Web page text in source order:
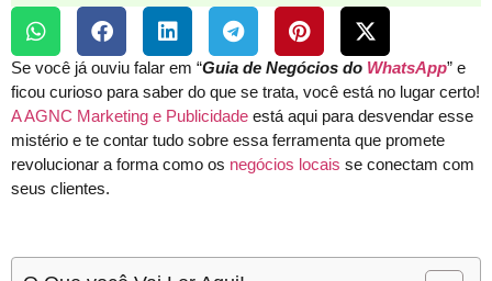
Se você já ouviu falar em “Guia de Negócios do WhatsApp” e
ficou curioso para saber do que se trata, você está no lugar certo!
A AGNC Marketing e Publicidade está aqui para desvendar esse
mistério e te contar tudo sobre essa ferramenta que promete
revolucionar a forma como os negócios locais se conectam com
seus clientes.